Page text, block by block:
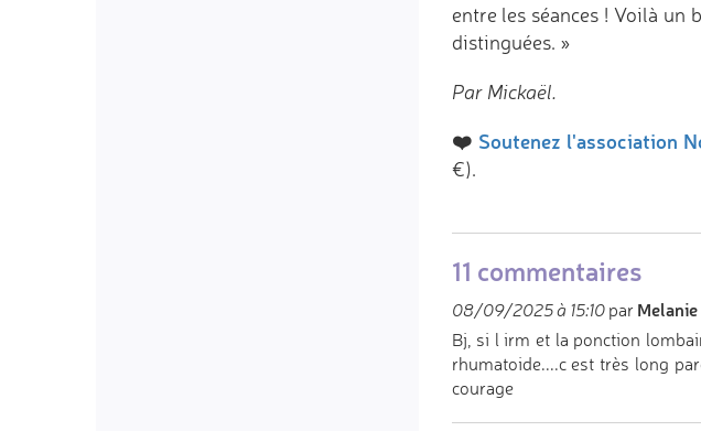
entre les séances ! Voilà un
distinguées. »
Par Mickaël.
❤️ Soutenez l'association
€).
11 commentaires
08/09/2025 à 15:10par Melanie
Bj, si l irm et la ponction
rhumatoide....c est très long
courage